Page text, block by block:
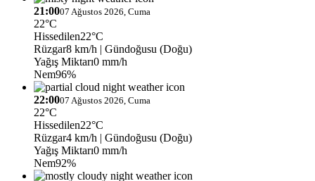
21:0007 Ağustos 2026, Cuma
22°C
Hissedilen22°C
Rüzgar8 km/h | Gündoğusu (Doğu)
Yağış Miktarı0 mm/h
Nem96%
22:0007 Ağustos 2026, Cuma
22°C
Hissedilen22°C
Rüzgar4 km/h | Gündoğusu (Doğu)
Yağış Miktarı0 mm/h
Nem92%